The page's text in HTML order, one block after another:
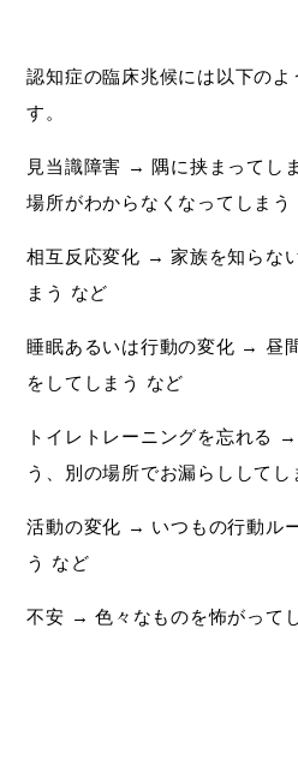
認知症の臨床兆候には以下のよ
す。
見当識障害 → 隅に挟まってし
場所がわからなくなってしまう
相互反応変化 → 家族を知らな
まう など
睡眠あるいは行動の変化 → 昼
をしてしまう など
トイレトレーニングを忘れる
う、別の場所でお漏らししてし
活動の変化 → いつもの行動ル
う など
不安 → 色々なものを怖がって